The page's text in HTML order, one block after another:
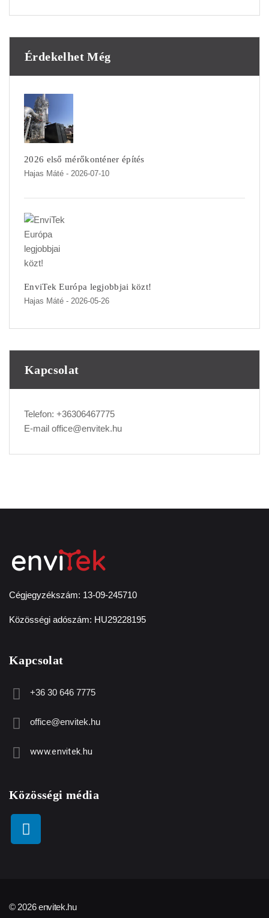
Érdekelhet Még
2026 első mérőkonténer építés
Hajas Máté - 2026-07-10
EnviTek Európa legjobbjai közt!
Hajas Máté - 2026-05-26
Kapcsolat
Telefon: +36306467775
E-mail office@envitek.hu
Cégjegyzékszám: 13-09-245710
Közösségi adószám: HU29228195
Kapcsolat
+36 30 646 7775
office@envitek.hu
www.envitek.hu
Közösségi média
© 2026 envitek.hu